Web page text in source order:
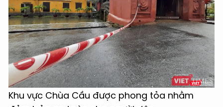
Khu vực Chùa Cầu được phong tỏa nhằm